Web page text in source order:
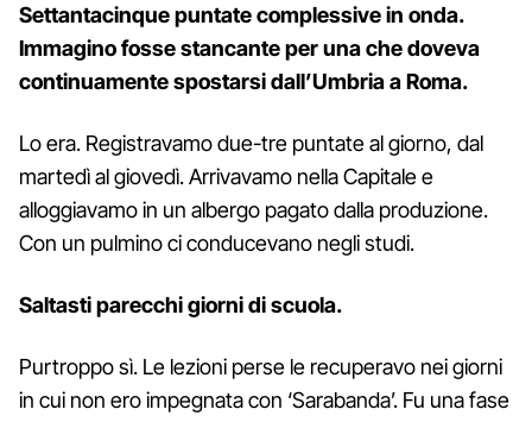
Settantacinque puntate complessive in onda.
Immagino fosse stancante per una che doveva
continuamente spostarsi dall’Umbria a Roma.
Lo era. Registravamo due-tre puntate al giorno, dal
martedì al giovedì. Arrivavamo nella Capitale e
alloggiavamo in un albergo pagato dalla produzione.
Con un pulmino ci conducevano negli studi.
Saltasti parecchi giorni di scuola.
Purtroppo sì. Le lezioni perse le recuperavo nei giorni
in cui non ero impegnata con ‘Sarabanda’. Fu una fase